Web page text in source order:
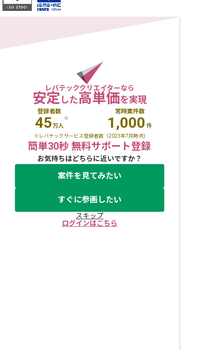
レバテッククリエイターなら
安定した高単価を実現
登録者数
45万人
※
常時案件数
1,000 件
※レバテックサービス登録者数（2023年7月時点)
簡単30秒 無料サポート登録
お気持ちはどちらに近いですか？
案件を見てみたい
すぐに参画したい
スキップ
ログインはこちら